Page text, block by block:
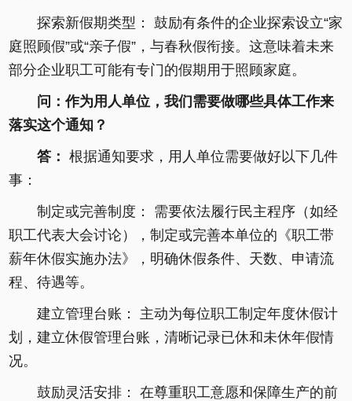
探索新假期类型： 鼓励有条件的企业探索设立“家
庭照顾假”或“亲子假”，与春秋假衔接。这意味着未来
部分企业职工可能有专门的假期用于照顾家庭。
问：作为用人单位，我们需要做哪些具体工作来
落实这个通知？
答： 根据通知要求，用人单位需要做好以下几件
事：
制定或完善制度： 需要依法履行民主程序（如经
职工代表大会讨论），制定或完善本单位的《职工带
薪年休假实施办法》，明确休假条件、天数、申请流
程、待遇等。
建立管理台账： 主动为每位职工制定年度休假计
划，建立休假管理台账，清晰记录已休和未休年假情
况。
鼓励灵活安排： 在尊重职工意愿和保障生产的前